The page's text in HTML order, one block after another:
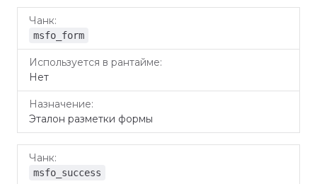
msfo_form
Нет
Эталон разметки формы
msfo_success